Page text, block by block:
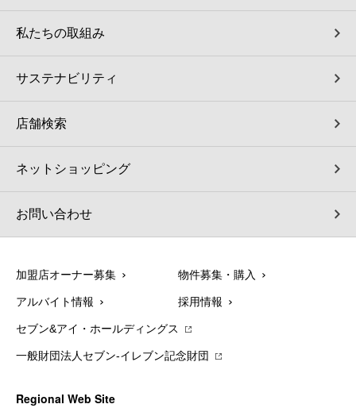
私たちの取組み
サステナビリティ
店舗検索
ネットショッピング
お問い合わせ
加盟店オーナー募集 物件募集・購入
アルバイト情報 採用情報
セブン&アイ・ホールディングス
一般財団法人セブン-イレブン記念財団
Regional Web Site